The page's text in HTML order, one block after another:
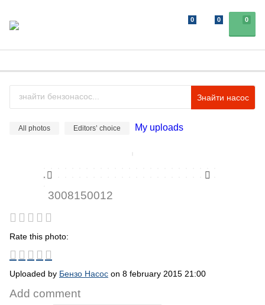
0
0 0
Знайти насос
All photos Editors’ choice My uploads
3008150012
Rate this photo:
Uploaded by Бензо Насос on 8 february 2015 21:00
Add comment